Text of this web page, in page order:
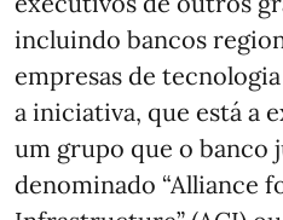
incluindo bancos
empresas de
a iniciativa, que está a
um grupo que o banco
denominado “Alliance